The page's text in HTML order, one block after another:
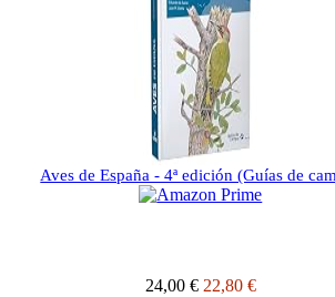
Aves de España - 4ª edición (Guías de
24,00 € 22,80 €